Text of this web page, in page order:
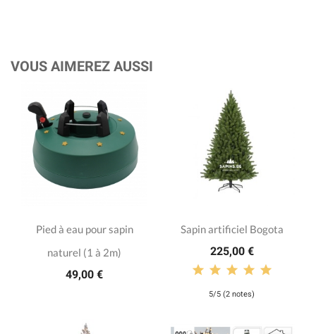
VOUS AIMEREZ AUSSI
Pied à eau pour sapin
naturel (1 à 2m)
49,00 €
Sapin artificiel Bogota
225,00 €
5/5 (2 notes)